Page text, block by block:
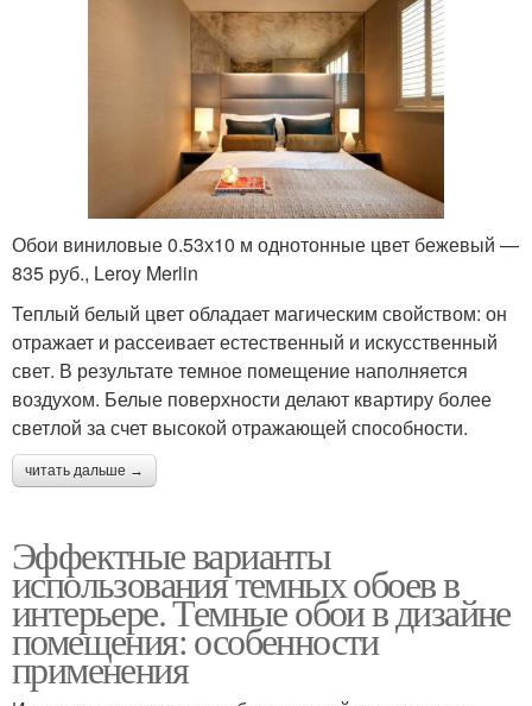
Обои виниловые 0.53х10 м однотонные цвет бежевый —
835 руб., Leroy Merlin
Теплый белый цвет обладает магическим свойством: он
отражает и рассеивает естественный и искусственный
свет. В результате темное помещение наполняется
воздухом. Белые поверхности делают квартиру более
светлой за счет высокой отражающей способности.
читать дальше →
Эффектные варианты
использования темных обоев в
интерьере. Темные обои в дизайне
помещения: особенности
применения